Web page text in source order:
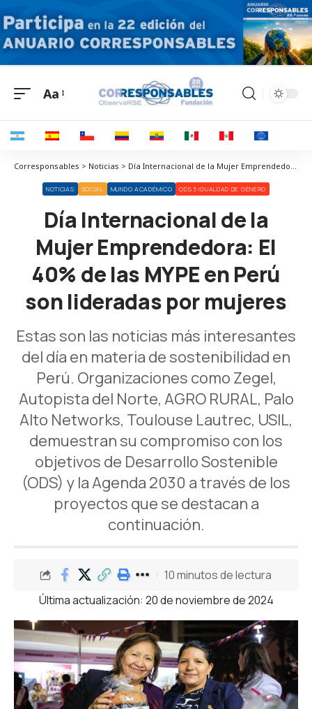
Aa
Corresponsables > Noticias > Día Internacional de la Mujer Emprendedora: El 40% de las MYPE en Perú son lideradas por mujeres
NOTICIAS SOCIAL MUNDO ACADÉMICO ODS 5 IGUALDAD DE GÉNERO
Día Internacional de la
Mujer Emprendedora: El
40% de las MYPE en Perú
son lideradas por mujeres
Estas son las noticias más interesantes
del día en materia de sostenibilidad en
Perú. Organizaciones como Zegel,
Autopista del Norte, AGRO RURAL, Palo
Alto Networks, Toulouse Lautrec, USIL,
demuestran su compromiso con los
objetivos de Desarrollo Sostenible
(ODS) y la Agenda 2030 a través de los
proyectos que se destacan a
continuación.
Última actualización: 20 de noviembre de 2024
10 minutos de lectura